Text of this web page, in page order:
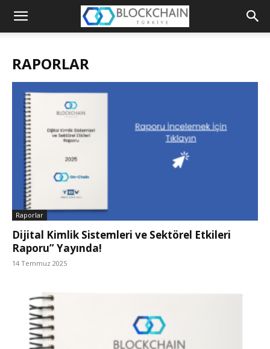
Blockchain
RAPORLAR
Raporlar
Dijital Kimlik Sistemleri ve Sektörel Etkileri
Raporu” Yayında!
14 Temmuz 2025